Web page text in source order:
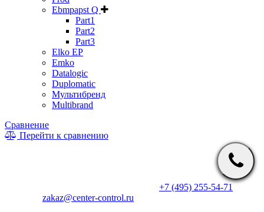
Ebmpapst Q
Part1
Part2
Part3
Elko EP
Emko
Datalogic
Duplomatic
Мультибренд
Multibrand
Сравнение
Перейти к сравнению
* Информация на сайте не является публичной офертой. Цены
производителем в одностороннем порядке. Актуальную цену
+7 (495) 255-54-71
zakaz@center-control.ru